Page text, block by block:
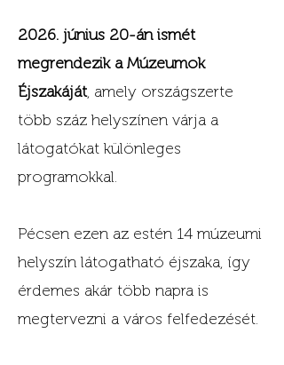
2026. június 20-án ismét
megrendezik a Múzeumok
Éjszakáját, amely országszerte
több száz helyszínen várja a
látogatókat különleges
programokkal.
Pécsen ezen az estén 14 múzeumi
helyszín látogatható éjszaka, így
érdemes akár több napra is
megtervezni a város felfedezését.